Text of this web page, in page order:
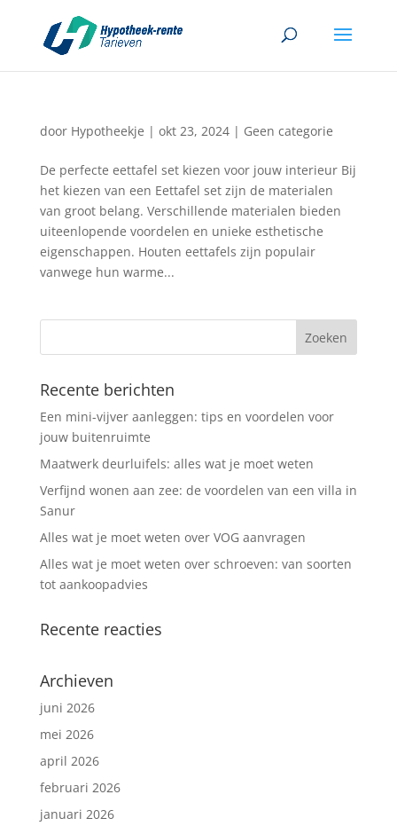
door Hypotheekje | okt 23, 2024| Geen categorie
De perfecte eettafel set kiezen voor jouw interieur Bij
het kiezen van een Eettafel set zijn de materialen
van groot belang. Verschillende materialen bieden
uiteenlopende voordelen en unieke esthetische
eigenschappen. Houten eettafels zijn populair
vanwege hun warme...
Recente berichten
Een mini-vijver aanleggen: tips en voordelen voor
jouw buitenruimte
Maatwerk deurluifels: alles wat je moet weten
Verfijnd wonen aan zee: de voordelen van een villa in
Sanur
Alles wat je moet weten over VOG aanvragen
Alles wat je moet weten over schroeven: van soorten
tot aankoopadvies
Recente reacties
Archieven
juni 2026
mei 2026
april 2026
februari 2026
januari 2026